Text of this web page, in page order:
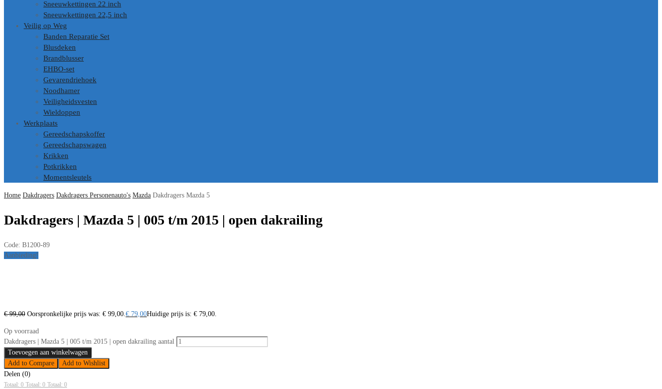
Sneeuwkettingen 22 inch
Sneeuwkettingen 22,5 inch
Veilig op Weg
Banden Reparatie Set
Blusdeken
Brandblusser
EHBO-set
Gevarendriehoek
Noodhamer
Veiligheidsvesten
Wieldoppen
Werkplaats
Gereedschapskoffer
Gereedschapswagen
Krikken
Potkrikken
Momentsleutels
Home Dakdragers Dakdragers Personenauto's Mazda Dakdragers Mazda 5
Dakdragers | Mazda 5 | 005 t/m 2015 | open dakrailing
Code: B1200-89
Aanbieding!
€99,00 Oorspronkelijke prijs was: € 99,00. € 79,00Huidige prijs is: € 79,00.
Op voorraad
Dakdragers | Mazda 5 | 005 t/m 2015 | open dakrailing aantal
Toevoegen aan winkelwagen
Add to Compare
Add to Wishlist
Delen (0)
Totaal: 0 Totaal: 0 Totaal: 0